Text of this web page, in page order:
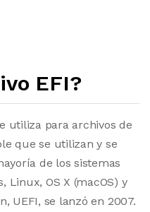
EFI?
utiliza para archivos de
que se utilizan y se
de los sistemas
Linux, OS X (macOS) y
UEFI, se lanzó en 2007.